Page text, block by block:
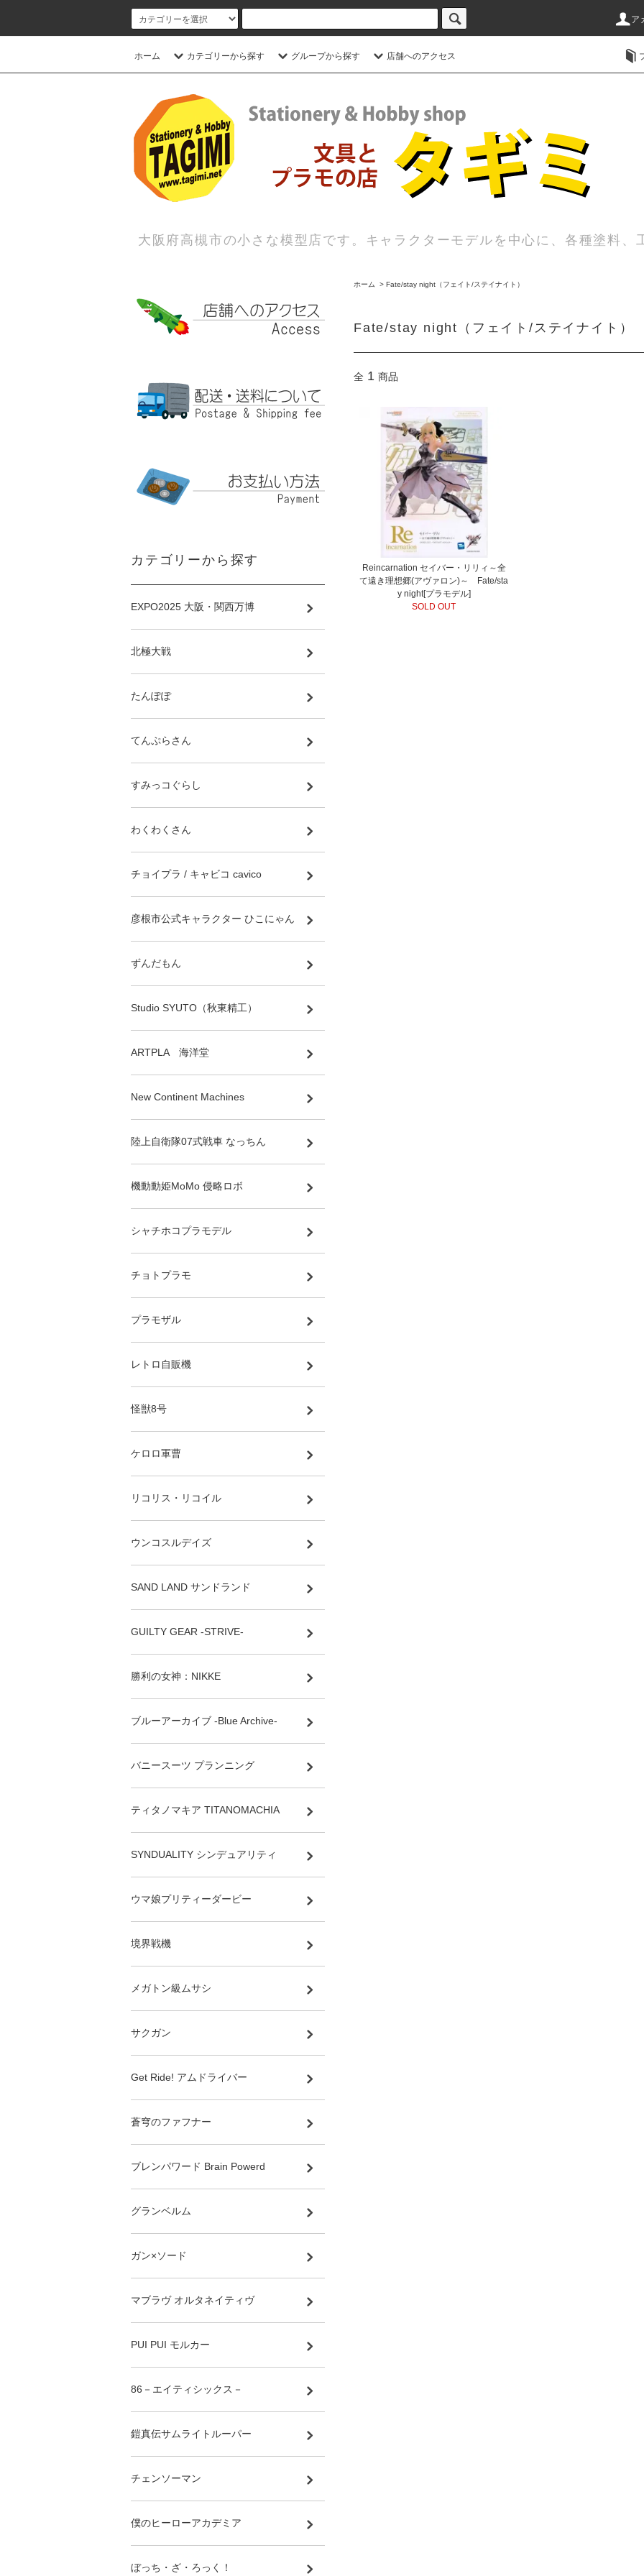
ア
ホーム カテゴリーから探す グループから探す 店舗へのアクセス
大阪府高槻市の小さな模型店です。キャラクターモデルを中心に、各種塗料、
ホーム > Fate/stay night（フェイト/ステイナイト）
Fate/stay night（フェイト/ステイナイト）
全 1 商品
Reincarnation セイバー・リリィ～全
て遠き理想郷(アヴァロン)～ Fate/sta
y night[プラモデル]
SOLD OUT
カテゴリーから探す
EXPO2025 大阪・関西万博
北極大戦
たんぽぽ
てんぷらさん
すみっコぐらし
わくわくさん
チョイプラ / キャビコ cavico
彦根市公式キャラクター ひこにゃん
ずんだもん
Studio SYUTO（秋東精工）
ARTPLA 海洋堂
New Continent Machines
陸上自衛隊07式戦車 なっちん
機動動姫MoMo 侵略ロボ
シャチホコプラモデル
チョトプラモ
プラモザル
レトロ自販機
怪獣8号
ケロロ軍曹
リコリス・リコイル
ウンコスルデイズ
SAND LAND サンドランド
GUILTY GEAR -STRIVE-
勝利の女神：NIKKE
ブルーアーカイブ -Blue Archive-
バニースーツ プランニング
ティタノマキア TITANOMACHIA
SYNDUALITY シンデュアリティ
ウマ娘プリティーダービー
境界戦機
メガトン級ムサシ
サクガン
Get Ride! アムドライバー
蒼穹のファフナー
ブレンパワード Brain Powerd
グランベルム
ガン×ソード
マブラヴ オルタネイティヴ
PUI PUI モルカー
86－エイティシックス－
鎧真伝サムライトルーパー
チェンソーマン
僕のヒーローアカデミア
ぼっち・ざ・ろっく！